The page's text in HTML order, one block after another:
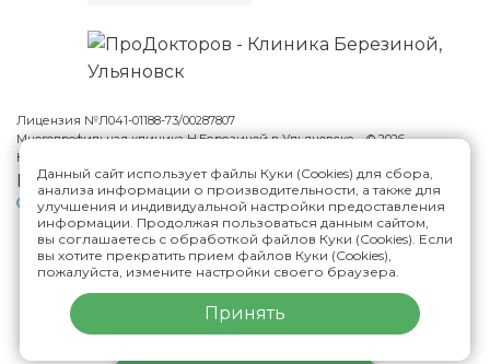
Лицензия №Л041-01188-73/00287807
Многопрофильная клиника Н.Березиной в Ульяновске © 2026
Карта сайта
Версия сайта для слабовидящих
Политика конфиденциальности
ИМЕЮТСЯ ПРОТИВОПОКАЗАНИЯ,
Данный сайт использует файлы Куки (Cookies) для сбора,
анализа информации о производительности, а также для
улучшения и индивидуальной настройки предоставления
информации. Продолжая пользоваться данным сайтом,
вы соглашаетесь с обработкой файлов Куки (Cookies). Если
вы хотите прекратить прием файлов Куки (Cookies),
пожалуйста, измените настройки своего браузера.
Принять